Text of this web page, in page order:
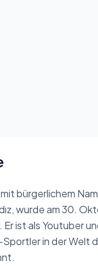
bürgerlichem
wurde am 30.
Er ist als Youtuber
in der Welt